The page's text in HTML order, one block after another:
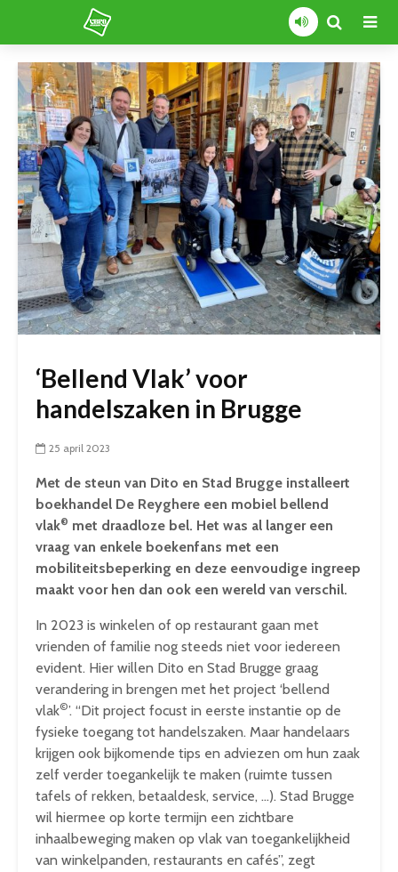
‘Bellend Vlak’ voor
handelszaken in Brugge
25 april 2023
Met de steun van Dito en Stad Brugge installeert
boekhandel De Reyghere een mobiel bellend
vlak© met draadloze bel. Het was al langer een
vraag van enkele boekenfans met een
mobiliteitsbeperking en deze eenvoudige ingreep
maakt voor hen dan ook een wereld van verschil.
In 2023 is winkelen of op restaurant gaan met
vrienden of familie nog steeds niet voor iedereen
evident. Hier willen Dito en Stad Brugge graag
verandering in brengen met het project ‘bellend
vlak©’. “Dit project focust in eerste instantie op de
fysieke toegang tot handelszaken. Maar handelaars
krijgen ook bijkomende tips en adviezen om hun zaak
zelf verder toegankelijk te maken (ruimte tussen
tafels of rekken, betaaldesk, service, …). Stad Brugge
wil hiermee op korte termijn een zichtbare
inhaalbeweging maken op vlak van toegankelijkheid
van winkelpanden, restaurants en cafés”, zegt